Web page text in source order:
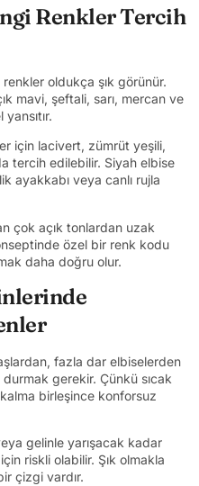
Renkler Tercih
oldukça şık görünür.
mavi, şeftali, sarı, mercan ve
için lacivert, zümrüt yeşili,
tercih edilebilir. Siyah elbise
ayakkabı veya canlı rujla
çok açık tonlardan uzak
özel bir renk kodu
daha doğru olur.
fazla dar elbiselerden
gerekir. Çünkü sıcak
birleşince konforsuz
gelinle yarışacak kadar
riskli olabilir. Şık olmakla
çizgi vardır.